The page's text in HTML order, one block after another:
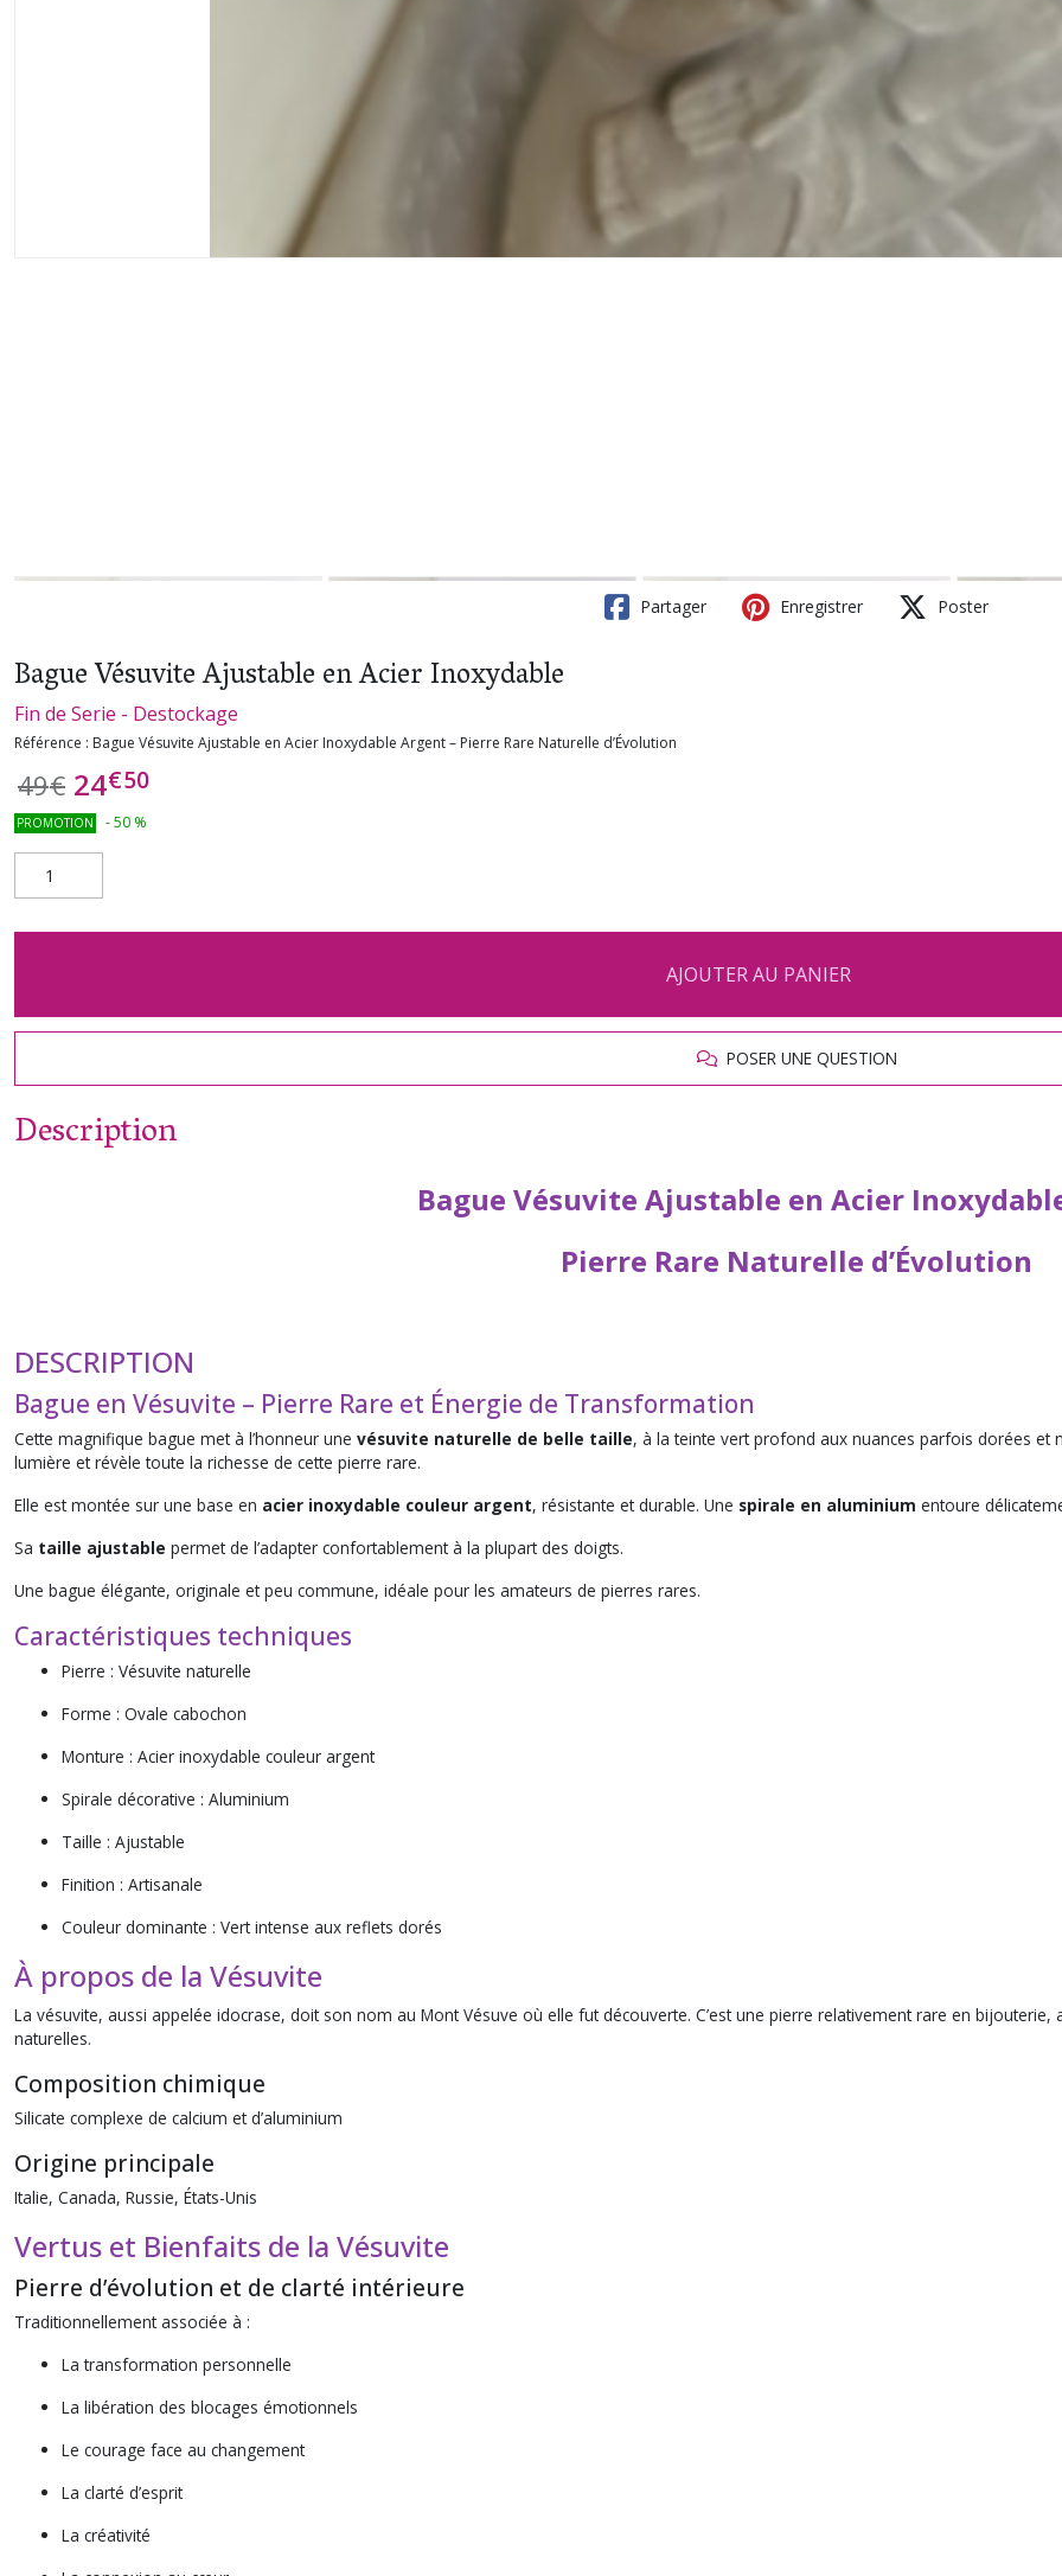
Partager Enregistrer Poster
Bague Vésuvite Ajustable en Acier Inoxydable
Fin de Serie - Destockage
Référence : Bague Vésuvite Ajustable en Acier Inoxydable Argent – Pierre Rare Naturelle d’Évolution
49€ 24€50
PROMOTION -50 %
AJOUTER AU PANIER
POSER UNE QUESTION
Description
Bague Vésuvite Ajustable en Acier
Pierre Rare Naturelle d’Évolution
DESCRIPTION
Bague en Vésuvite – Pierre Rare et Énergie de Transformation
Cette magnifique bague met à l’honneur une vésuvite naturelle de belle taille, à la teinte vert profond aux nuances parfois dorées et
lumière et révèle toute la richesse de cette pierre rare.
Elle est montée sur une base en acier inoxydable couleur argent, résistante et durable. Une spirale en aluminium entoure
Sa taille ajustable permet de l’adapter confortablement à la plupart des doigts.
Une bague élégante, originale et peu commune, idéale pour les amateurs de pierres rares.
Caractéristiques techniques
Pierre : Vésuvite naturelle
Forme : Ovale cabochon
Monture : Acier inoxydable couleur argent
Spirale décorative : Aluminium
Taille : Ajustable
Finition : Artisanale
Couleur dominante : Vert intense aux reflets dorés
À propos de la Vésuvite
La vésuvite, aussi appelée idocrase, doit son nom au Mont Vésuve où elle fut découverte. C’est une pierre relativement rare en
naturelles.
Composition chimique
Silicate complexe de calcium et d’aluminium
Origine principale
Italie, Canada, Russie, États-Unis
Vertus et Bienfaits de la Vésuvite
Pierre d’évolution et de clarté intérieure
Traditionnellement associée à :
La transformation personnelle
La libération des blocages émotionnels
Le courage face au changement
La clarté d’esprit
La créativité